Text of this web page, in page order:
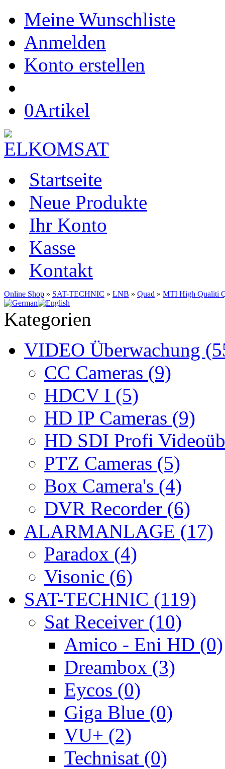
Meine Wunschliste
Anmelden
Konto erstellen
0Artikel
Startseite
Neue Produkte
Ihr Konto
Kasse
Kontakt
Online Shop » SAT-TECHNIC » LNB » Quad » MTI High Qualiti
Kategorien
VIDEO Überwachung
CC Cameras (9)
HDCV I (5)
HD IP Cameras (9)
HD SDI Profi
PTZ Cameras (5)
Box Camera's (4)
DVR Recorder (6)
ALARMANLAGE (17)
Paradox (4)
Visonic (6)
SAT-TECHNIC (119)
Sat Receiver (10)
Amico - Eni HD (0)
Dreambox (3)
Eycos (0)
Giga Blue (0)
VU+ (2)
Technisat (0)